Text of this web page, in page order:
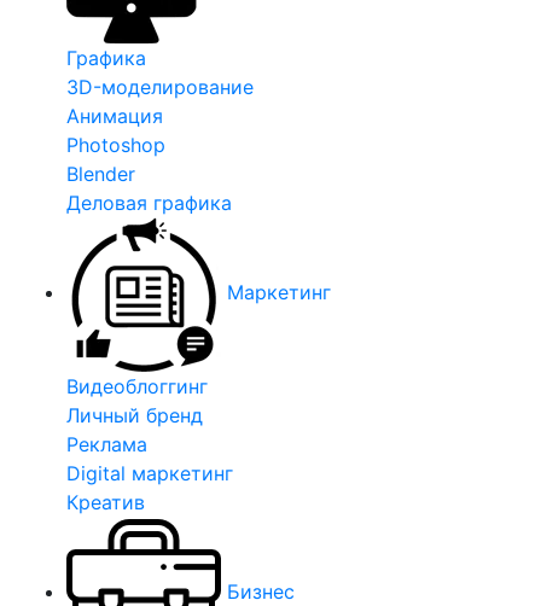
Графика
3D-моделирование
Анимация
Photoshop
Blender
Деловая графика
Маркетинг
Видеоблоггинг
Личный бренд
Реклама
Digital маркетинг
Креатив
Бизнес